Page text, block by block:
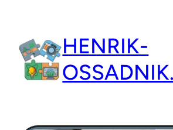
springen
HENRIK-